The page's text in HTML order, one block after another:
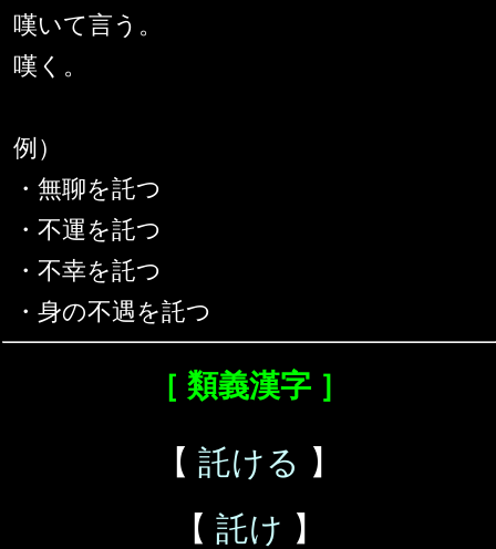
嘆いて言う。
嘆く。
例）
・無聊を託つ
・不運を託つ
・不幸を託つ
・身の不遇を託つ
［ 類義漢字 ］
【 託ける 】
【 託け 】